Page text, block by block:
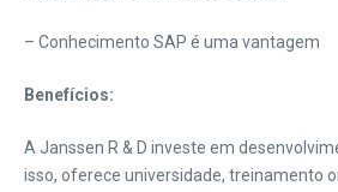
– Conhecimento SAP é uma vantagem
Benefícios:
A Janssen R & D investe em
isso, oferece universidade, treinamento